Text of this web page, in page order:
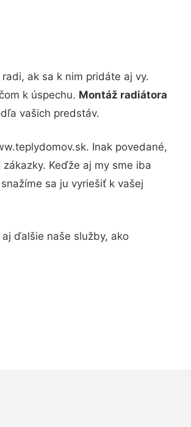
ak sa k nim pridáte aj vy.
k úspechu. Montáž radiátora
vašich predstáv.
Inak povedané,
Keďže aj my sme iba
sa ju vyriešiť k vašej
ďalšie naše služby, ako